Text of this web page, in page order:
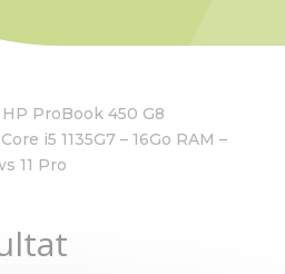
ProBook 450 G8
i5 1135G7 – 16Go RAM –
11 Pro